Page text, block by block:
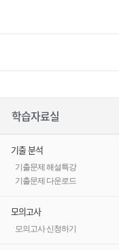
학습자료실
기출 분석
기출문제 해설특강
기출문제 다운로드
모의고사
모의고사 신청하기